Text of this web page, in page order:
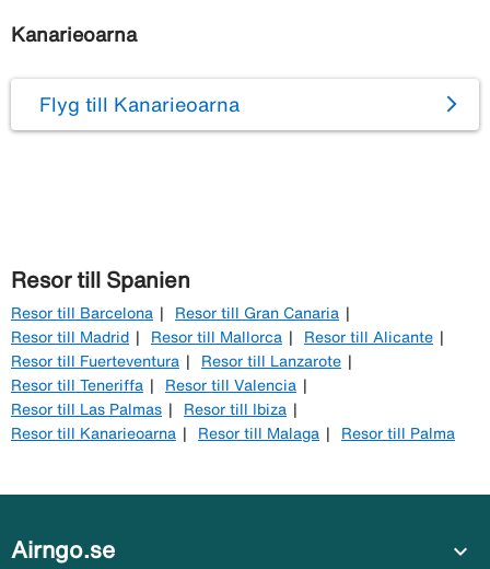
Kanarieoarna
Flyg till Kanarieoarna
Resor till Spanien
Resor till Barcelona
Resor till Gran Canaria
Resor till Madrid
Resor till Mallorca
Resor till Alicante
Resor till Fuerteventura
Resor till Lanzarote
Resor till Teneriffa
Resor till Valencia
Resor till Las Palmas
Resor till Ibiza
Resor till Kanarieoarna
Resor till Malaga Resor till Palma
Airngo.se expand_more